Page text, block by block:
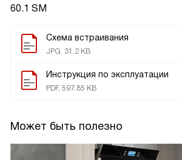
60.1 SM
Схема встраивания
JPG, 31.2 KB
Инструкция по эксплуатации
PDF, 597.85 KB
Может быть полезно